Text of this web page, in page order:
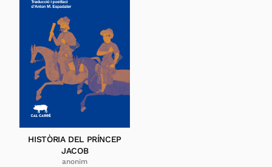
HISTÒRIA DEL PRÍNCEP
JACOB
anonim